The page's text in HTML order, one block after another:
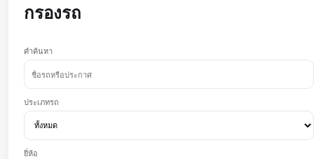
กรองรถ
คำค้นหา
ประเภทรถ
ยี่ห้อ